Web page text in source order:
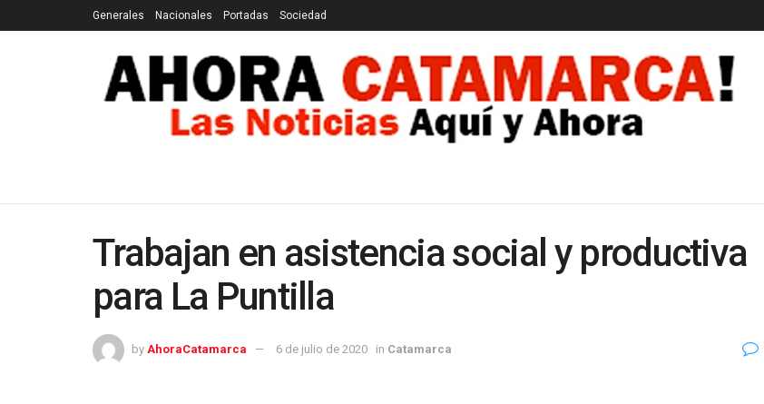
Generales Nacionales Portadas Sociedad
Trabajan en asistencia social y productiva
para La Puntilla
by AhoraCatamarca 6 de julio de 2020 in Catamarca